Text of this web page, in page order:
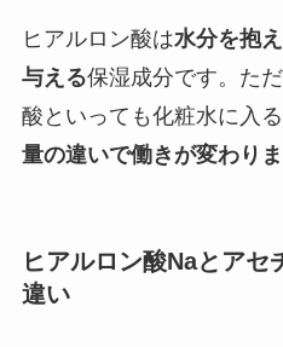
ヒアルロン酸は水分を抱
与える保湿成分です。た
酸といっても化粧水に入
量の違いで働きが変わり
ヒアルロン酸Naとアセ
違い